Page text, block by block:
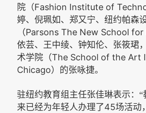
院（Fashion Institute of
婷、倪珮如、郑又宁、纽约帕森
（Parsons The New School for
依芸、王中绫、钟知伦、张筱珺
术学院（The School of the Art
Chicago）的张咏捷。
驻纽约教育组主任张佳琳表示：“
来已经为年轻人办理了45场活动